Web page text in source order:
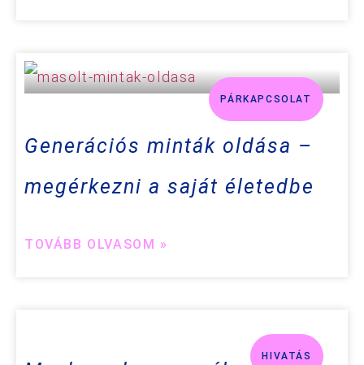
PÁRKAPCSOLAT
Generációs minták oldása –
megérkezni a saját életedbe
TOVÁBB OLVASOM »
HIVATÁS